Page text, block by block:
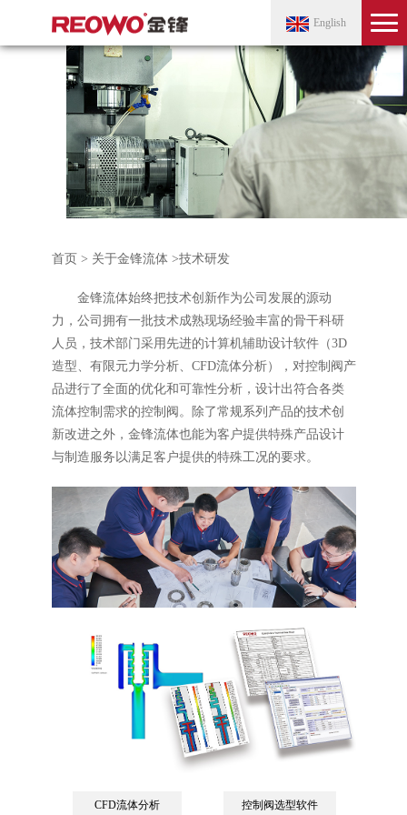
English
首页 > 关于金锋流体>技术研发
金锋流体始终把技术创新作为公司发展的源动
力，公司拥有一批技术成熟现场经验丰富的骨干科研
人员，技术部门采用先进的计算机辅助设计软件（3D
造型、有限元力学分析、CFD流体分析），对控制阀产
品进行了全面的优化和可靠性分析，设计出符合各类
流体控制需求的控制阀。除了常规系列产品的技术创
新改进之外，金锋流体也能为客户提供特殊产品设计
与制造服务以满足客户提供的特殊工况的要求。
CFD流体分析 控制阀选型软件